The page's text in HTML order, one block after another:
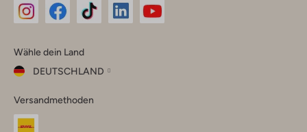
Instagram
Facebook
TikTok
Wähle dein Land
DEUTSCHLAND
dein
Land
Versandmethoden